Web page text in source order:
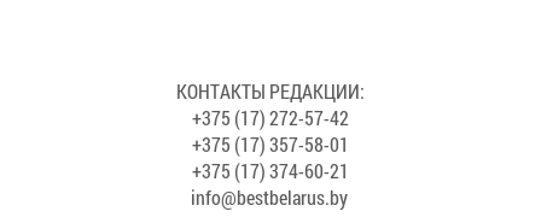
КОН­ТАК­ТЫ РЕ­ДАК­ЦИИ:
+375 (17) 272-57-42
+375 (17) 357-58-01
+375 (17) 374-60-21
info@​bes​tbel​arus.​by